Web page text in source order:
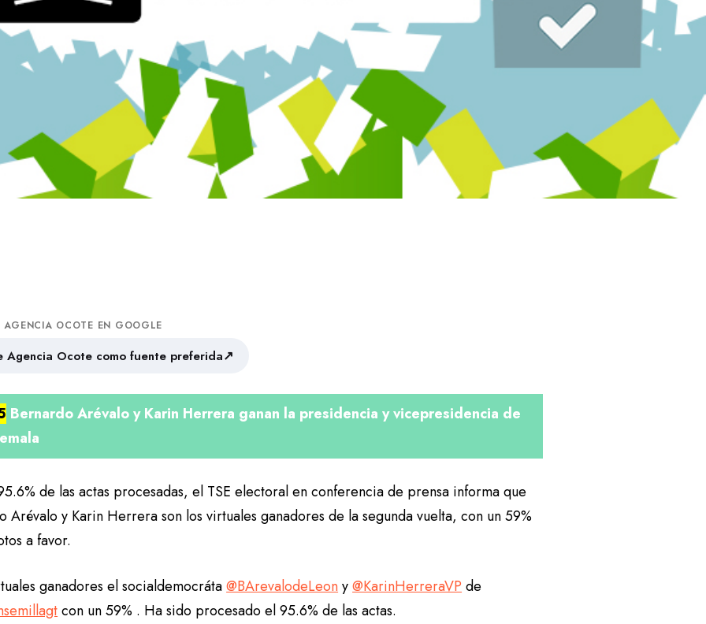
AGENCIA OCOTE EN GOOGLE
Agencia Ocote como fuente preferida↗
Bernardo Arévalo y Karin Herrera ganan la presidencia y vicepresidencia de
de las actas procesadas, el TSE electoral en conferencia de prensa informa que
Arévalo y Karin Herrera son los virtuales ganadores de la segunda vuelta, con un 59%
a favor.
ganadores el socialdemocráta@BArevalodeLeony@KarinHerreraVP de
con un 59% . Ha sido procesado el 95.6% de las actas.